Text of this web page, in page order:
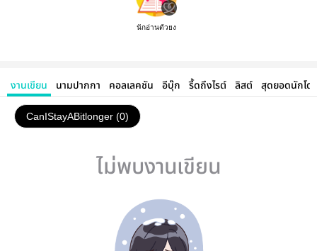
นักอ่านตัวยง
งานเขียน นามปากกา คอลเลคชัน อีบุ๊ก รี้ดถึงไรต์ ลิสต์ สุดยอดนักโด
CanIStayABitlonger (0)
ไม่พบงานเขียน